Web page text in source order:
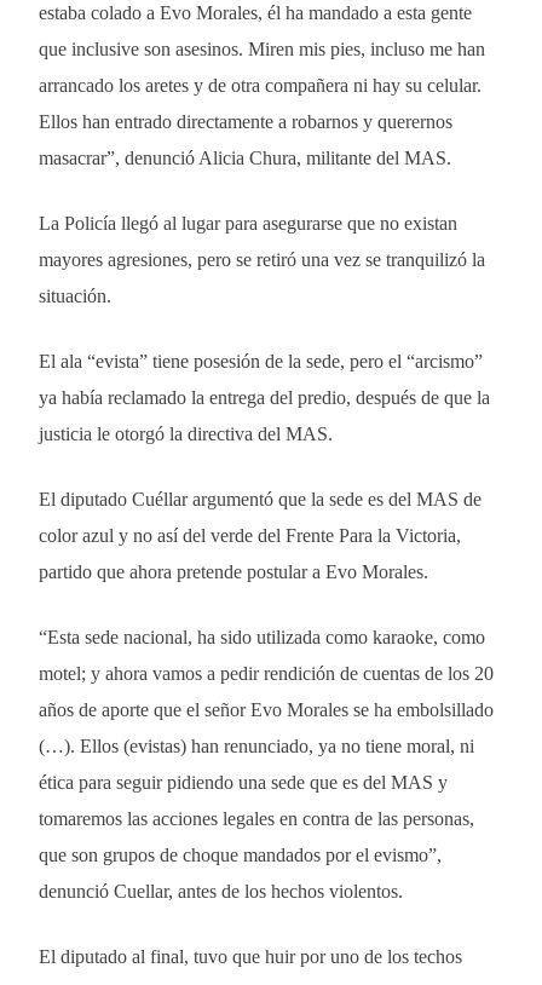
estaba colado a Evo Morales, él ha mandado a esta gente
que inclusive son asesinos. Miren mis pies, incluso me han
arrancado los aretes y de otra compañera ni hay su celular.
Ellos han entrado directamente a robarnos y querernos
masacrar”, denunció Alicia Chura, militante del MAS.
La Policía llegó al lugar para asegurarse que no existan
mayores agresiones, pero se retiró una vez se tranquilizó la
situación.
El ala “evista” tiene posesión de la sede, pero el “arcismo”
ya había reclamado la entrega del predio, después de que la
justicia le otorgó la directiva del MAS.
El diputado Cuéllar argumentó que la sede es del MAS de
color azul y no así del verde del Frente Para la Victoria,
partido que ahora pretende postular a Evo Morales.
“Esta sede nacional, ha sido utilizada como karaoke, como
motel; y ahora vamos a pedir rendición de cuentas de los 20
años de aporte que el señor Evo Morales se ha embolsillado
(…). Ellos (evistas) han renunciado, ya no tiene moral, ni
ética para seguir pidiendo una sede que es del MAS y
tomaremos las acciones legales en contra de las personas,
que son grupos de choque mandados por el evismo”,
denunció Cuellar, antes de los hechos violentos.
El diputado al final, tuvo que huir por uno de los techos